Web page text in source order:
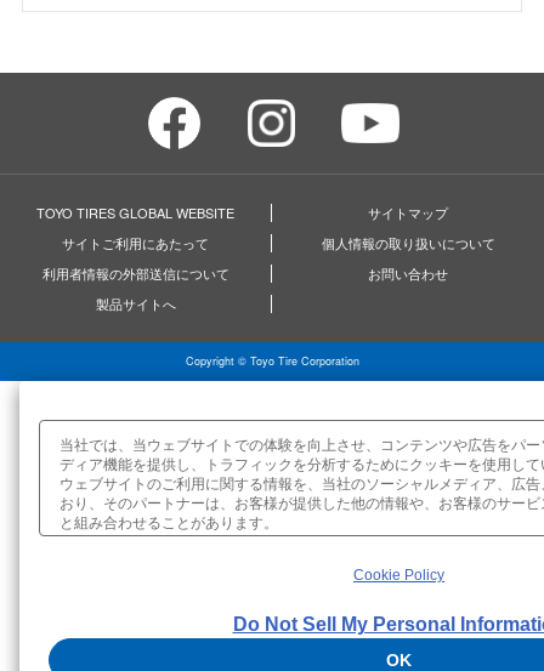
TOYO TIRES GLOBAL WEBSITE
サイトマップ
サイトご利用にあたって
個人情報の取り扱いについて
利用者情報の外部送信について
お問い合わせ
製品サイトへ
Copyright © Toyo Tire Corporation
当社では、当ウェブサイトでの体験を向上させ、コンテンツや広告をパ
ディア機能を提供し、トラフィックを分析するためにクッキーを使用し
ウェブサイトのご利用に関する情報を、当社のソーシャルメディア、広
おり、そのパートナーは、お客様が提供した他の情報や、お客様のサー
と組み合わせることがあります。
Personal Information]をクリックしてください。Cookie Policy
Do Not Sell My Personal
OK